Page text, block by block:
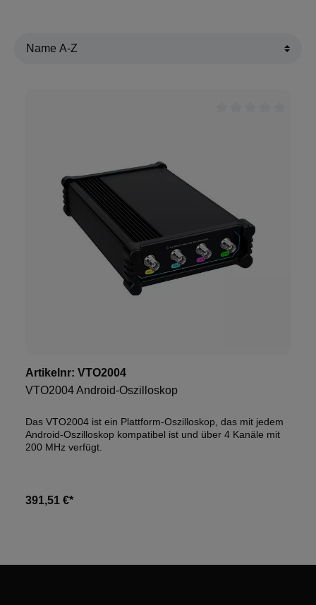
Artikelnr: VTO2004
VTO2004 Android-Oszilloskop
Das VTO2004 ist ein Plattform-Oszilloskop, das mit jedem
Android-Oszilloskop kompatibel ist und über 4 Kanäle mit
200 MHz verfügt.
391,51 €*